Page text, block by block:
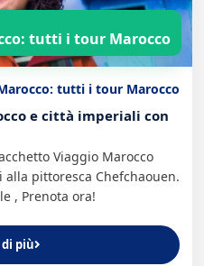
tutti i tour Marocco
tutti i tour Marocco
e città imperiali con
Viaggio Marocco
pittoresca Chefchaouen.
, Prenota ora!
più